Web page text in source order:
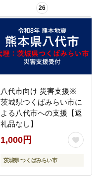
26
八代市向け 災害支援※
茨城県つくばみらい市に
よる八代市への支援【返
礼品なし】
1,000円
茨城県 つくばみらい市